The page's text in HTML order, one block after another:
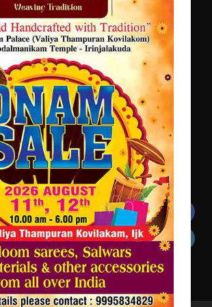
ട്യുണീഷ്യൻ ചിത്രം ” ദി വോയിസ്
ഓഫ് ഹിന്ദ് റജബ് ” ഇരിങ്ങാലക്കുട
ഫിലിം സൊസൈറ്റി ആഗസ്റ്റ് 7
വെള്ളിയാഴ്ച സ്‌ക്രീൻ ചെയ്യുന്നു
സെന്റ് ജോസഫ്സ് കോളജ്
കോമേഴ്‌സ് അസോസിയേഷന്
തുടക്കമായി
Facebook
Instagram